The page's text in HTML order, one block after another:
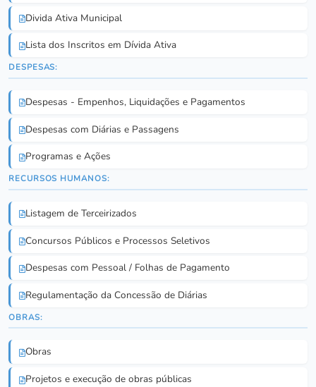
Divida Ativa Municipal
Lista dos Inscritos em Dívida Ativa
DESPESAS:
Despesas - Empenhos, Liquidações e Pagamentos
Despesas com Diárias e Passagens
Programas e Ações
RECURSOS HUMANOS:
Listagem de Terceirizados
Concursos Públicos e Processos Seletivos
Despesas com Pessoal / Folhas de Pagamento
Regulamentação da Concessão de Diárias
OBRAS:
Obras
Projetos e execução de obras públicas